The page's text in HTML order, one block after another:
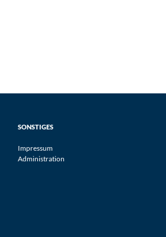
SONSTIGES
Impressum
Administration